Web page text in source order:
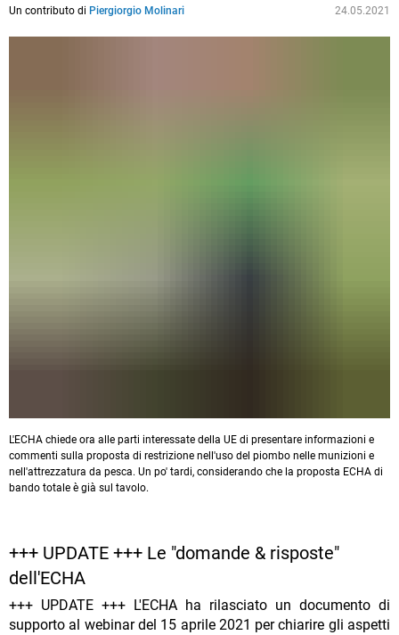
Un contributo di Piergiorgio Molinari 24.05.2021
L'ECHA chiede ora alle parti interessate della UE di presentare informazioni e
commenti sulla proposta di restrizione nell'uso del piombo nelle munizioni e
nell'attrezzatura da pesca. Un po' tardi, considerando che la proposta ECHA di
bando totale è già sul tavolo.
+++ UPDATE +++ Le "domande & risposte"
dell'ECHA
+++ UPDATE +++ L'ECHA ha rilasciato un documento di
supporto al webinar del 15 aprile 2021 per chiarire gli aspetti